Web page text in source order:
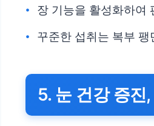
장 기능을 활성화하여
꾸준한 섭취는 복부
5. 눈 건강 증진